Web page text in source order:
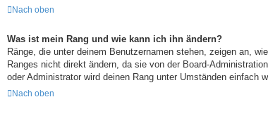
Nach oben
Was ist mein Rang und wie kann ich ihn ändern?
Ränge, die unter deinem Benutzernamen stehen, zeigen an,
Ranges nicht direkt ändern, da sie von der Board-
oder Administrator wird deinen Rang unter Umständen einfach
Nach oben